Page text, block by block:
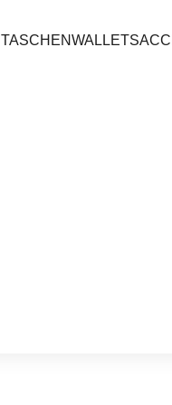
TASCHENWALLETS